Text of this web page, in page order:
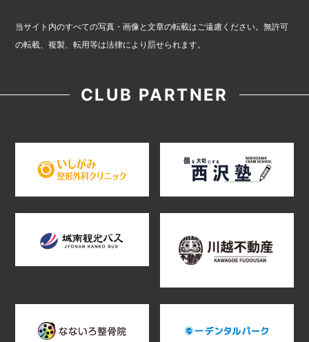
当サイト内のすべての写真・画像と文章の転載はご遠慮ください。無許可
の転載、複製、転用等は法律により罰せられます。
CLUB PARTNER